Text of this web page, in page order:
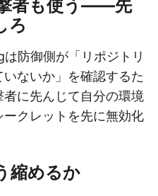
者も使う——先
ろ
防御側が「リポジトリ
ないか」を確認するた
に先んじて自分の環境
クレットを先に無効化
縮めるか